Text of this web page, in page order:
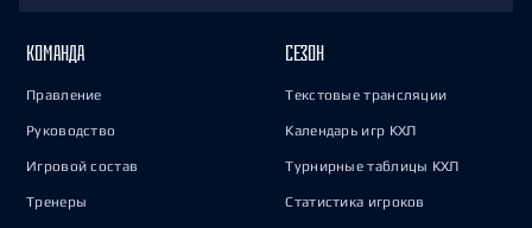
КОМАНДА
Правление
Руководство
Игровой состав
Тренеры
СЕЗОН
Текстовые трансляции
Календарь игр КХЛ
Турнирные таблицы КХЛ
Статистика игроков